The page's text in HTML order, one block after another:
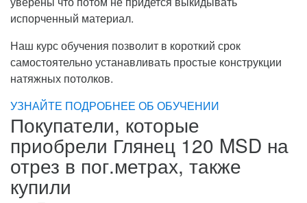
испорченный материал.
Наш курс обучения позволит в короткий срок
самостоятельно устанавливать простые конструкции
натяжных потолков.
УЗНАЙТЕ ПОДРОБНЕЕ ОБ ОБУЧЕНИИ
Покупатели, которые
приобрели Глянец 120 MSD на
отрез в пог.метрах, также
купили